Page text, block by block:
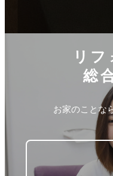
リフ
総
お家のことな